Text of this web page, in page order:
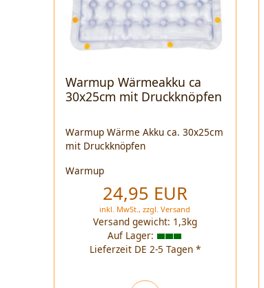
Warmup Wärmeakku ca
30x25cm mit Druckknöpfen
Warmup Wärme Akku ca. 30x25cm
mit Druckknöpfen
Warmup
24,95 EUR
inkl. MwSt., zzgl.Versand
Versand gewicht: 1,3kg
Auf Lager:
Lieferzeit DE 2-5 Tagen *